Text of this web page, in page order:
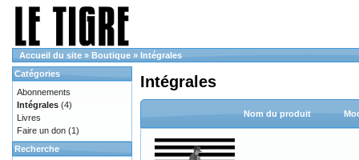
Accueil du site » Boutique » Intégrales
Intégrales
Nom du produit
Catégories
Abonnements
Intégrales (4)
Livres
Faire un don (1)
Recherche